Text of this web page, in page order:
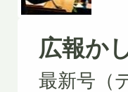
広報か
最新号（